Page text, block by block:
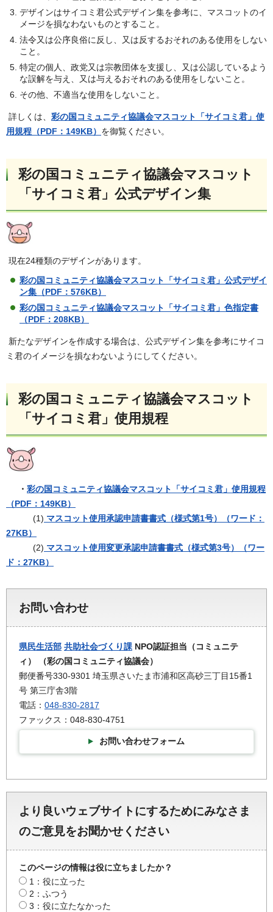
デザインはサイコミ君公式デザイン集を参考に、マスコットのイ
メージを損なわないものとすること。
法令又は公序良俗に反し、又は反するおそれのある使用をしない
こと。
特定の個人、政党又は宗教団体を支援し、又は公認しているよう
な誤解を与え、又は与えるおそれのある使用をしないこと。
その他、不適当な使用をしないこと。
詳しくは、 彩の国コミュニティ協議会マスコット「サイコミ君」使
用規程（PDF：149KB） を御覧ください。
彩の国コミュニティ協議会マスコット
「サイコミ君」公式デザイン集
現在24種類のデザインがあります。
彩の国コミュニティ協議会マスコット「サイコミ君」公式デザイ
ン集（PDF：576KB）
彩の国コミュニティ協議会マスコット「サイコミ君」色指定書
（PDF：208KB）
新たなデザインを作成する場合は、公式デザイン集を参考にサイコ
ミ君のイメージを損なわないようにしてください。
彩の国コミュニティ協議会マスコット
「サイコミ君」使用規程
・ 彩の国コミュニティ協議会マスコット「サイコミ君」使用規程
（PDF：149KB）
(1) マスコット使用承認申請書書式（様式第1号）（ワード：
27KB）
(2) マスコット使用変更承認申請書書式（様式第3号）（ワー
ド：27KB）
お問い合わせ
県民生活部 共助社会づくり課 NPO認証担当（コミュニテ
ィ） （彩の国コミュニティ協議会）
郵便番号330-9301 埼玉県さいたま市浦和区高砂三丁目15番1
号 第三庁舎3階
電話： 048-830-2817
ファックス：048-830-4751
お問い合わせフォーム
より良いウェブサイトにするためにみなさま
のご意見をお聞かせください
このページの情報は役に立ちましたか？
1：役に立った
2：ふつう
3：役に立たなかった